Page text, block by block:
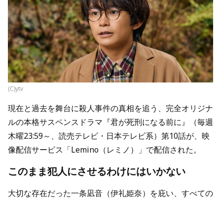
(C)ytv
現在と過去を舞台に殺人事件の真相を追う、完全オリジナ
ルの本格サスペンスドラマ『君が死刑になる前に』（毎週
木曜23:59～、読売テレビ・日本テレビ系）第10話が、映
像配信サービス「Lemino（レミノ）」で配信された。
このまま犯人にさせるわけにはいかない
大切な存在だった一条凪音（伊礼姫奈）を庇い、すべての